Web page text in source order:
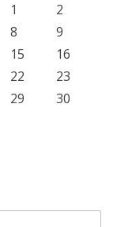
1
2
8
9
15
16
22
23
29
30